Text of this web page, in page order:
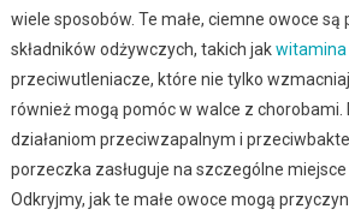
wiele sposobów. Te małe, ciemne owoce
składników odżywczych, takich jakwitamina
przeciwutleniacze, które nie tylko
również mogą pomóc w walce z chorobami.
działaniom przeciwzapalnym i
porzeczka zasługuje na szczególne miejsce
Odkryjmy, jak te małe owoce mogą